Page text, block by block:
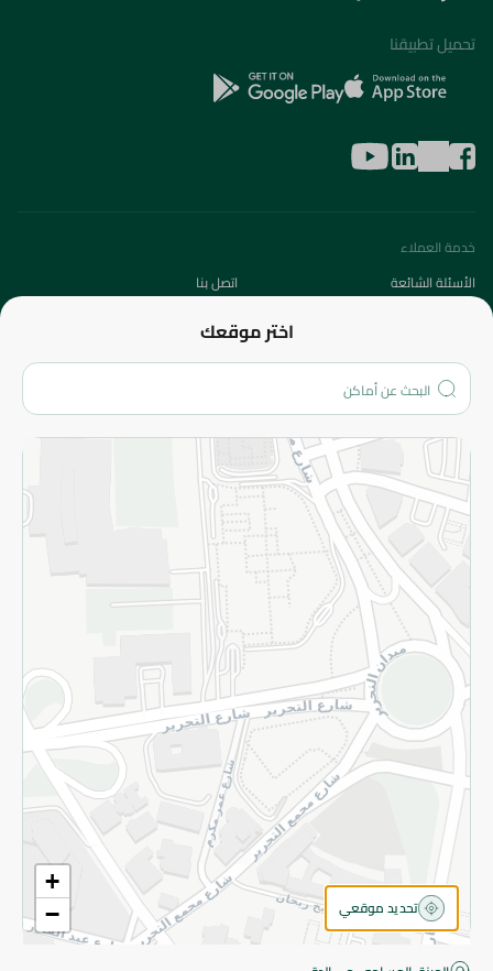
اختر موقعك
+
−
تحديد موقعي
تحميل تطبيقنا
خدمة العملاء
الأسئلة الشائعة
اتصل بنا
من نحن؟
الفروع
المزيد
الاسترجاع
سياسة الاستخدام
سياسة الخصوصية
قم بالتسجيل للنشرة
©2026 - Spinneys | جميع الحقوق محفوظة
اقتربت! أضف 100 جنيه للمتابعة إلى الدفع.